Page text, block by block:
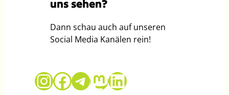
u
c
h
i
n
w
l
l
u
n
uns sehen?
Dann schau auch auf unseren
Social Media Kanälen rein!
Guter Grund auf Instagram
Guter Grund auf Facebook
Telegram
Mastodon
LinkedIn